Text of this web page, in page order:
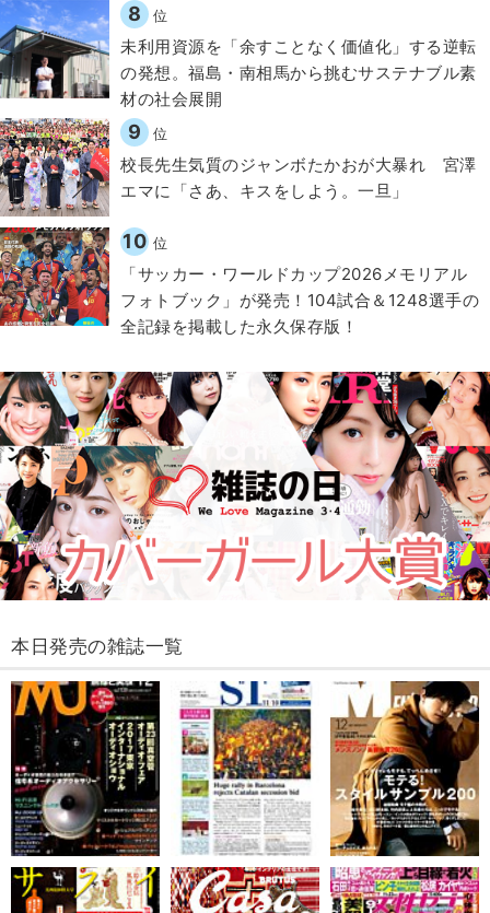
8 位
​​未利用資源を「余すことなく価値化」する逆転
の発想。福島・南相馬から挑むサステナブル素
材の社会展開​
9 位
校長先生気質のジャンボたかおが大暴れ 宮澤
エマに「さあ、キスをしよう。一旦」
10 位
「サッカー・ワールドカップ2026メモリアル
フォトブック」が発売！104試合＆1248選手の
全記録を掲載した永久保存版！
本日発売の雑誌一覧